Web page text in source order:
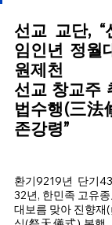
선교 교단, “
임인년 정월
원제천
선교 창교주
법수행(三法
존강령”
환기9219년 단기
32년, 한민족 고유
대보름 맞아 진향재